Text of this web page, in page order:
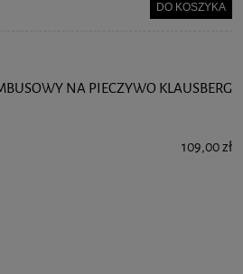
DO KOSZYKA
NA PIECZYWO KLAUSBERG
109,00 zł